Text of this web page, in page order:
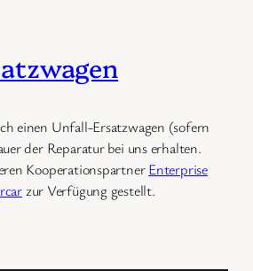
einen Unfall-Ersatzwagen (sofern
der Reparatur bei uns erhalten.
KooperationspartnerEnterprise
zur Verfügung gestellt.